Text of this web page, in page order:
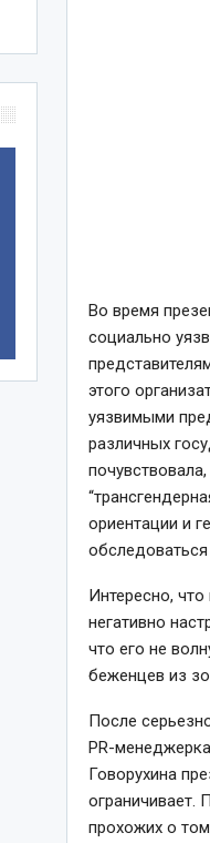
Во время
социально
этого
уязвимыми
различных
ориентации и
обследоваться
Интересно,
негативно
что его не
беженцев из
После
PR-
Говорухина
ограничивает.
прохожих о